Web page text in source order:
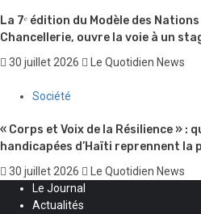
La 7ᵉ édition du Modèle des
Chancellerie, ouvre la voie à un
30 juillet 2026 Le Quotidien News
Société
« Corps et Voix de la Résilience » :
handicapées d’Haïti reprennent la
30 juillet 2026
Le Quotidien News
Le Journal
Actualités